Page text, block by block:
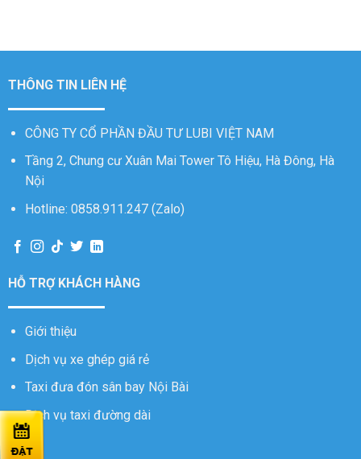
THÔNG TIN LIÊN HỆ
CÔNG TY CỔ PHẦN ĐẦU TƯ LUBI VIỆT NAM
Tầng 2, Chung cư Xuân Mai Tower Tô Hiệu, Hà Đông, Hà
Nội
Hotline: 0858.911.247 (Zalo)
HỖ TRỢ KHÁCH HÀNG
Giới thiệu
Dịch vụ xe ghép giá rẻ
Taxi đưa đón sân bay Nội Bài
Dịch vụ taxi đường dài